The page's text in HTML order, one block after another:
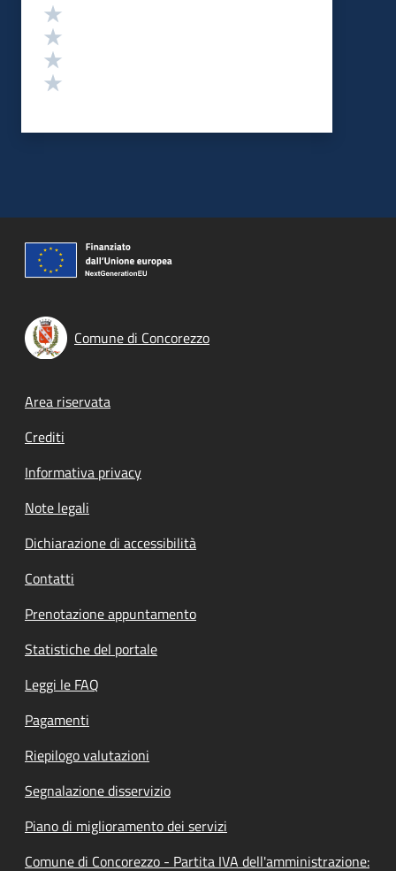
Comune di Concorezzo
Footer menu
Area riservata
Crediti
Informativa privacy
Note legali
Dichiarazione di accessibilità
Contatti
Prenotazione appuntamento
Statistiche del portale
Leggi le FAQ
Pagamenti
Riepilogo valutazioni
Segnalazione disservizio
Piano di miglioramento dei servizi
Comune di Concorezzo - Partita IVA dell'amministrazione: